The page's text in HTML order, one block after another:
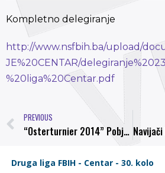
Kompletno delegiranje
http://www.nsfbih.ba/upload/
JE%20CENTAR/
%20liga%20Centar.pdf
PREVIOUS
“Osterturnier 2014” Pobjedom nad Bochumom u finalu, kadeti Bosne osvojili turnir u Berlinu